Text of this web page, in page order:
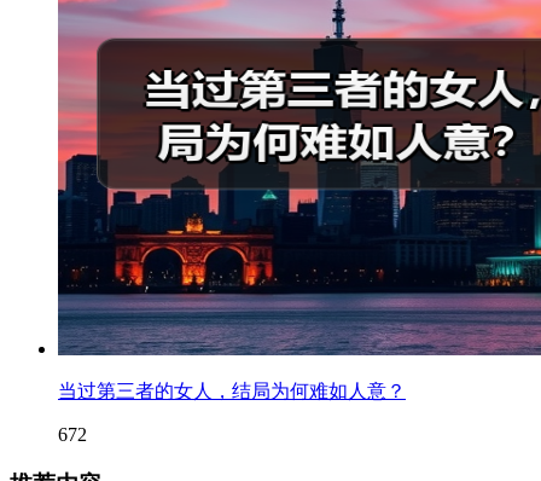
当过第三者的女人，结局为何难如人意？
672